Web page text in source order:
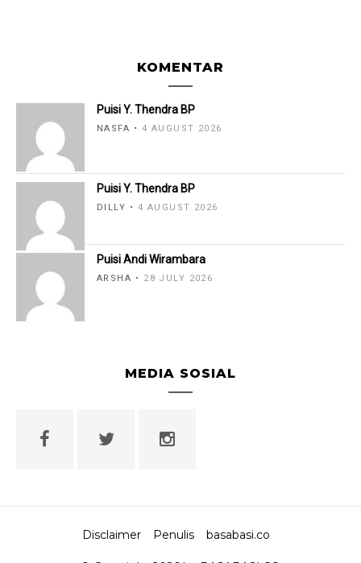
KOMENTAR
Puisi Y. Thendra BP
NASFA 4 AUGUST 2026
Puisi Y. Thendra BP
DILLY 4 AUGUST 2026
Puisi Andi Wirambara
ARSHA 28 JULY 2026
MEDIA SOSIAL
Disclaimer Penulis basabasi.co